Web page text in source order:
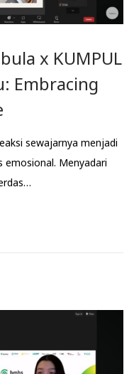
x KUMPUL
Embracing
sewajarnya menjadi
emosional. Menyadari